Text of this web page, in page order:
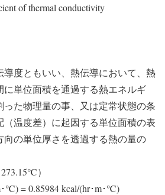
of thermal conductivity
導度ともいい、熱伝導において、熱
に単位面積を通過する熱エネルギ
った物理量の事、又は定常状態の条
温度差）に起因する単位面積の表
向の単位厚さを透過する熱の量の
）
･℃) = 0.85984 kcal/(hr･m･℃)